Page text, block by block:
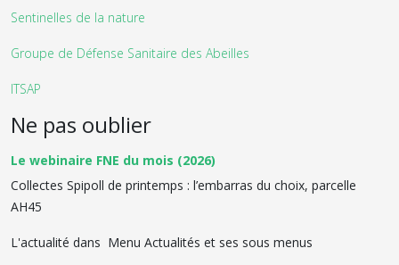
Sentinelles de la nature
Groupe de Défense Sanitaire des Abeilles
ITSAP
Ne pas oublier
Le webinaire FNE du mois (2026)
Collectes Spipoll de printemps : l’embarras du choix, parcelle
AH45
L'actualité dans Menu Actualités et ses sous menus